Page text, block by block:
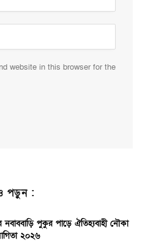
website in this browser for the
পড়ুন :
পুকুর পাড়ে ঐতিহ্যবাহী নৌকা
২০২৬